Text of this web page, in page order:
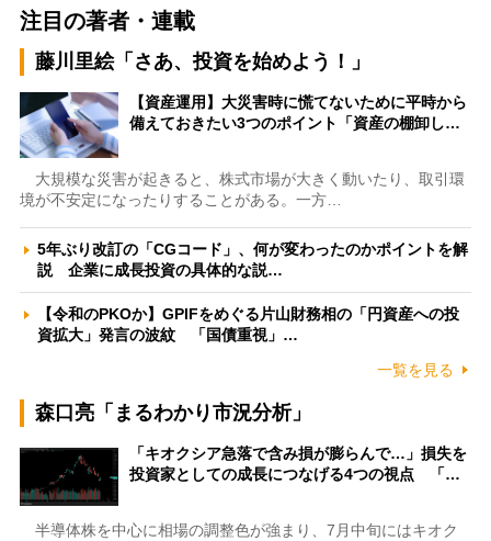
注目の著者・連載
藤川里絵「さあ、投資を始めよう！」
【資産運用】大災害時に慌てないために平時から
備えておきたい3つのポイント「資産の棚卸し…
大規模な災害が起きると、株式市場が大きく動いたり、取引環
境が不安定になったりすることがある。一方…
5年ぶり改訂の「CGコード」、何が変わったのかポイントを解
説 企業に成長投資の具体的な説…
【令和のPKOか】GPIFをめぐる片山財務相の「円資産への投
資拡大」発言の波紋 「国債重視」…
一覧を見る
森口亮「まるわかり市況分析」
「キオクシア急落で含み損が膨らんで…」損失を
投資家としての成長につなげる4つの視点 「…
半導体株を中心に相場の調整色が強まり、7月中旬にはキオク